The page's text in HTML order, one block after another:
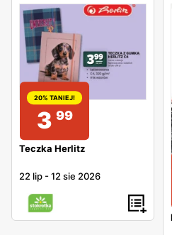
20% TANIEJ!
3 99
Teczka Herlitz
22 lip -12 sie 2026